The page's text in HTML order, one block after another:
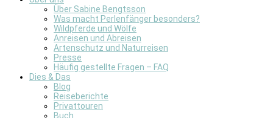
Über Sabine Bengtsson
Was macht Perlenfänger besonders?
Wildpferde und Wölfe
Anreisen und Abreisen
Artenschutz und Naturreisen
Presse
Häufig gestellte Fragen – FAQ
Dies & Das
Blog
Reiseberichte
Privattouren
Buch